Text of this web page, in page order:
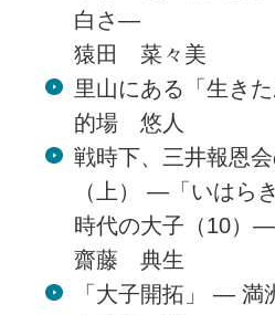
白さ―
猿田 菜々美
里山にある「生きた
的場 悠人
戦時下、三井報恩
（上） ―「いはら
時代の大子（10）―
齋藤 典生
「大子開拓」 ― 満